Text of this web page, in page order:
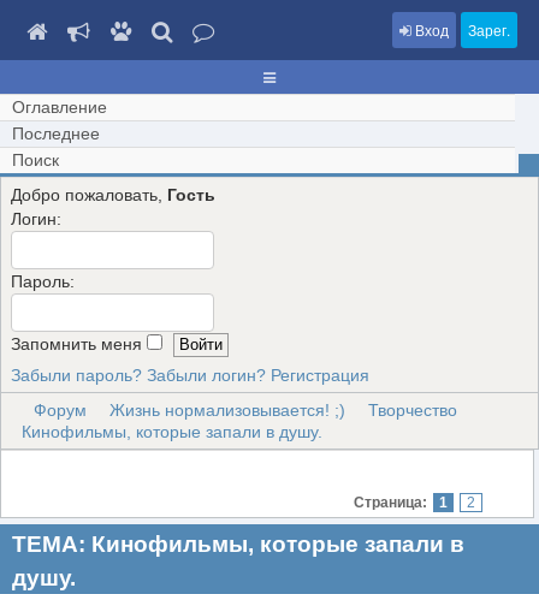
Вход Зарег.
Оглавление
Последнее
Поиск
Добро пожаловать, Гость
Логин:
Пароль:
Запомнить меня
Забыли пароль? Забыли логин? Регистрация
Форум
Жизнь нормализовывается! ;)
Творчество
Кинофильмы, которые запали в душу.
Страница: 1 2
ТЕМА: Кинофильмы, которые запали в
душу.